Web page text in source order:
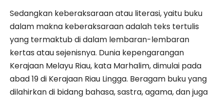
Sedangkan keberaksaraan atau literasi, yaitu buku
dalam makna keberaksaraan adalah teks tertulis
yang termaktub di dalam lembaran-lembaran
kertas atau sejenisnya. Dunia kepengarangan
Kerajaan Melayu Riau, kata Marhalim, dimulai pada
abad 19 di Kerajaan Riau Lingga. Beragam buku yang
dilahirkan di bidang bahasa, sastra, agama, dan juga